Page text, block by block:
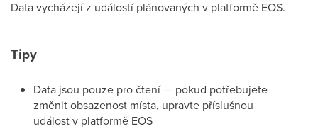
Data vycházejí z událostí plánovaných v platformě EOS.
Tipy
Data jsou pouze pro čtení — pokud potřebujete
změnit obsazenost místa, upravte příslušnou
událost v platformě EOS